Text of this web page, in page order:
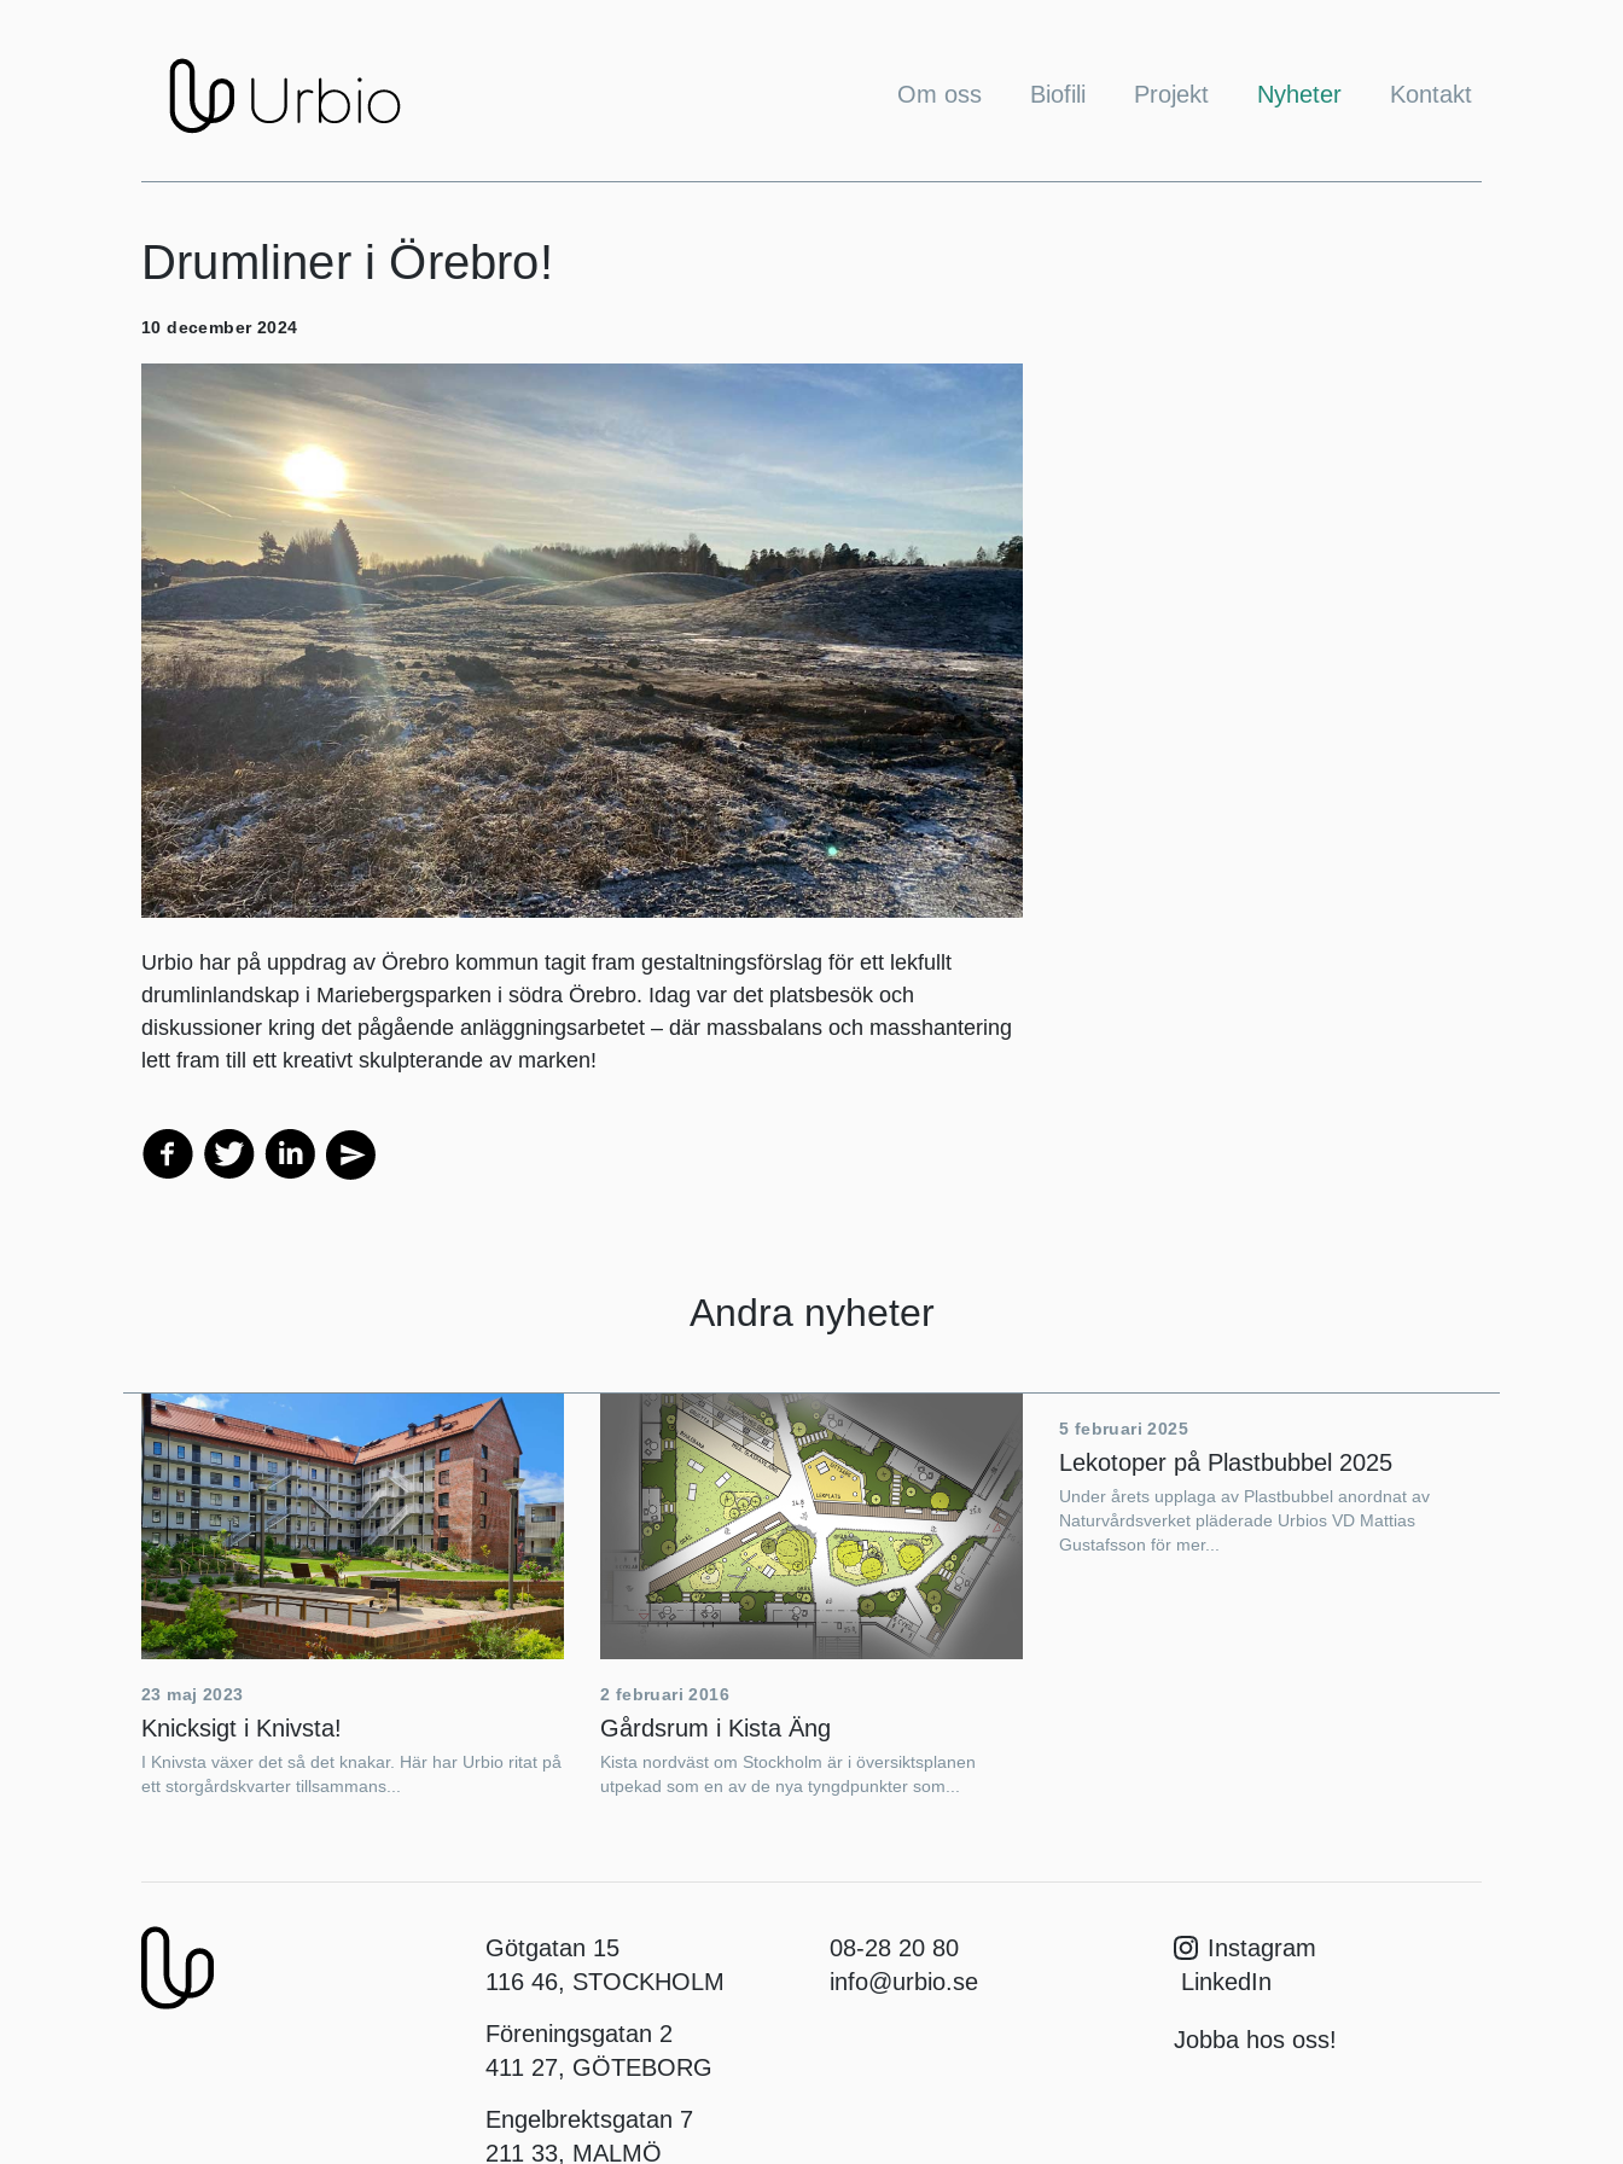
Om oss Biofili Projekt Nyheter Kontakt
Drumliner i Örebro!
10 december 2024
Urbio har på uppdrag av Örebro kommun tagit fram gestaltningsförslag för ett lekfullt
drumlinlandskap i Mariebergsparken i södra Örebro. Idag var det platsbesök och
diskussioner kring det pågående anläggningsarbetet – där massbalans och masshantering
lett fram till ett kreativt skulpterande av marken!
Andra nyheter
23 maj 2023
Knicksigt i Knivsta!
I Knivsta växer det så det knakar. Här har Urbio ritat på
ett storgårdskvarter tillsammans...
2 februari 2016
Gårdsrum i Kista Äng
Kista nordväst om Stockholm är i översiktsplanen
utpekad som en av de nya tyngdpunkter som...
5 februari 2025
Lekotoper på Plastbubbel 2025
Under årets upplaga av Plastbubbel anordnat av
Naturvårdsverket pläderade Urbios VD Mattias
Gustafsson för mer...
Götgatan 15
116 46, STOCKHOLM
Föreningsgatan 2
411 27, GÖTEBORG
Engelbrektsgatan 7
211 33, MALMÖ
08-28 20 80
info@urbio.se
Instagram
LinkedIn
Jobba hos oss!